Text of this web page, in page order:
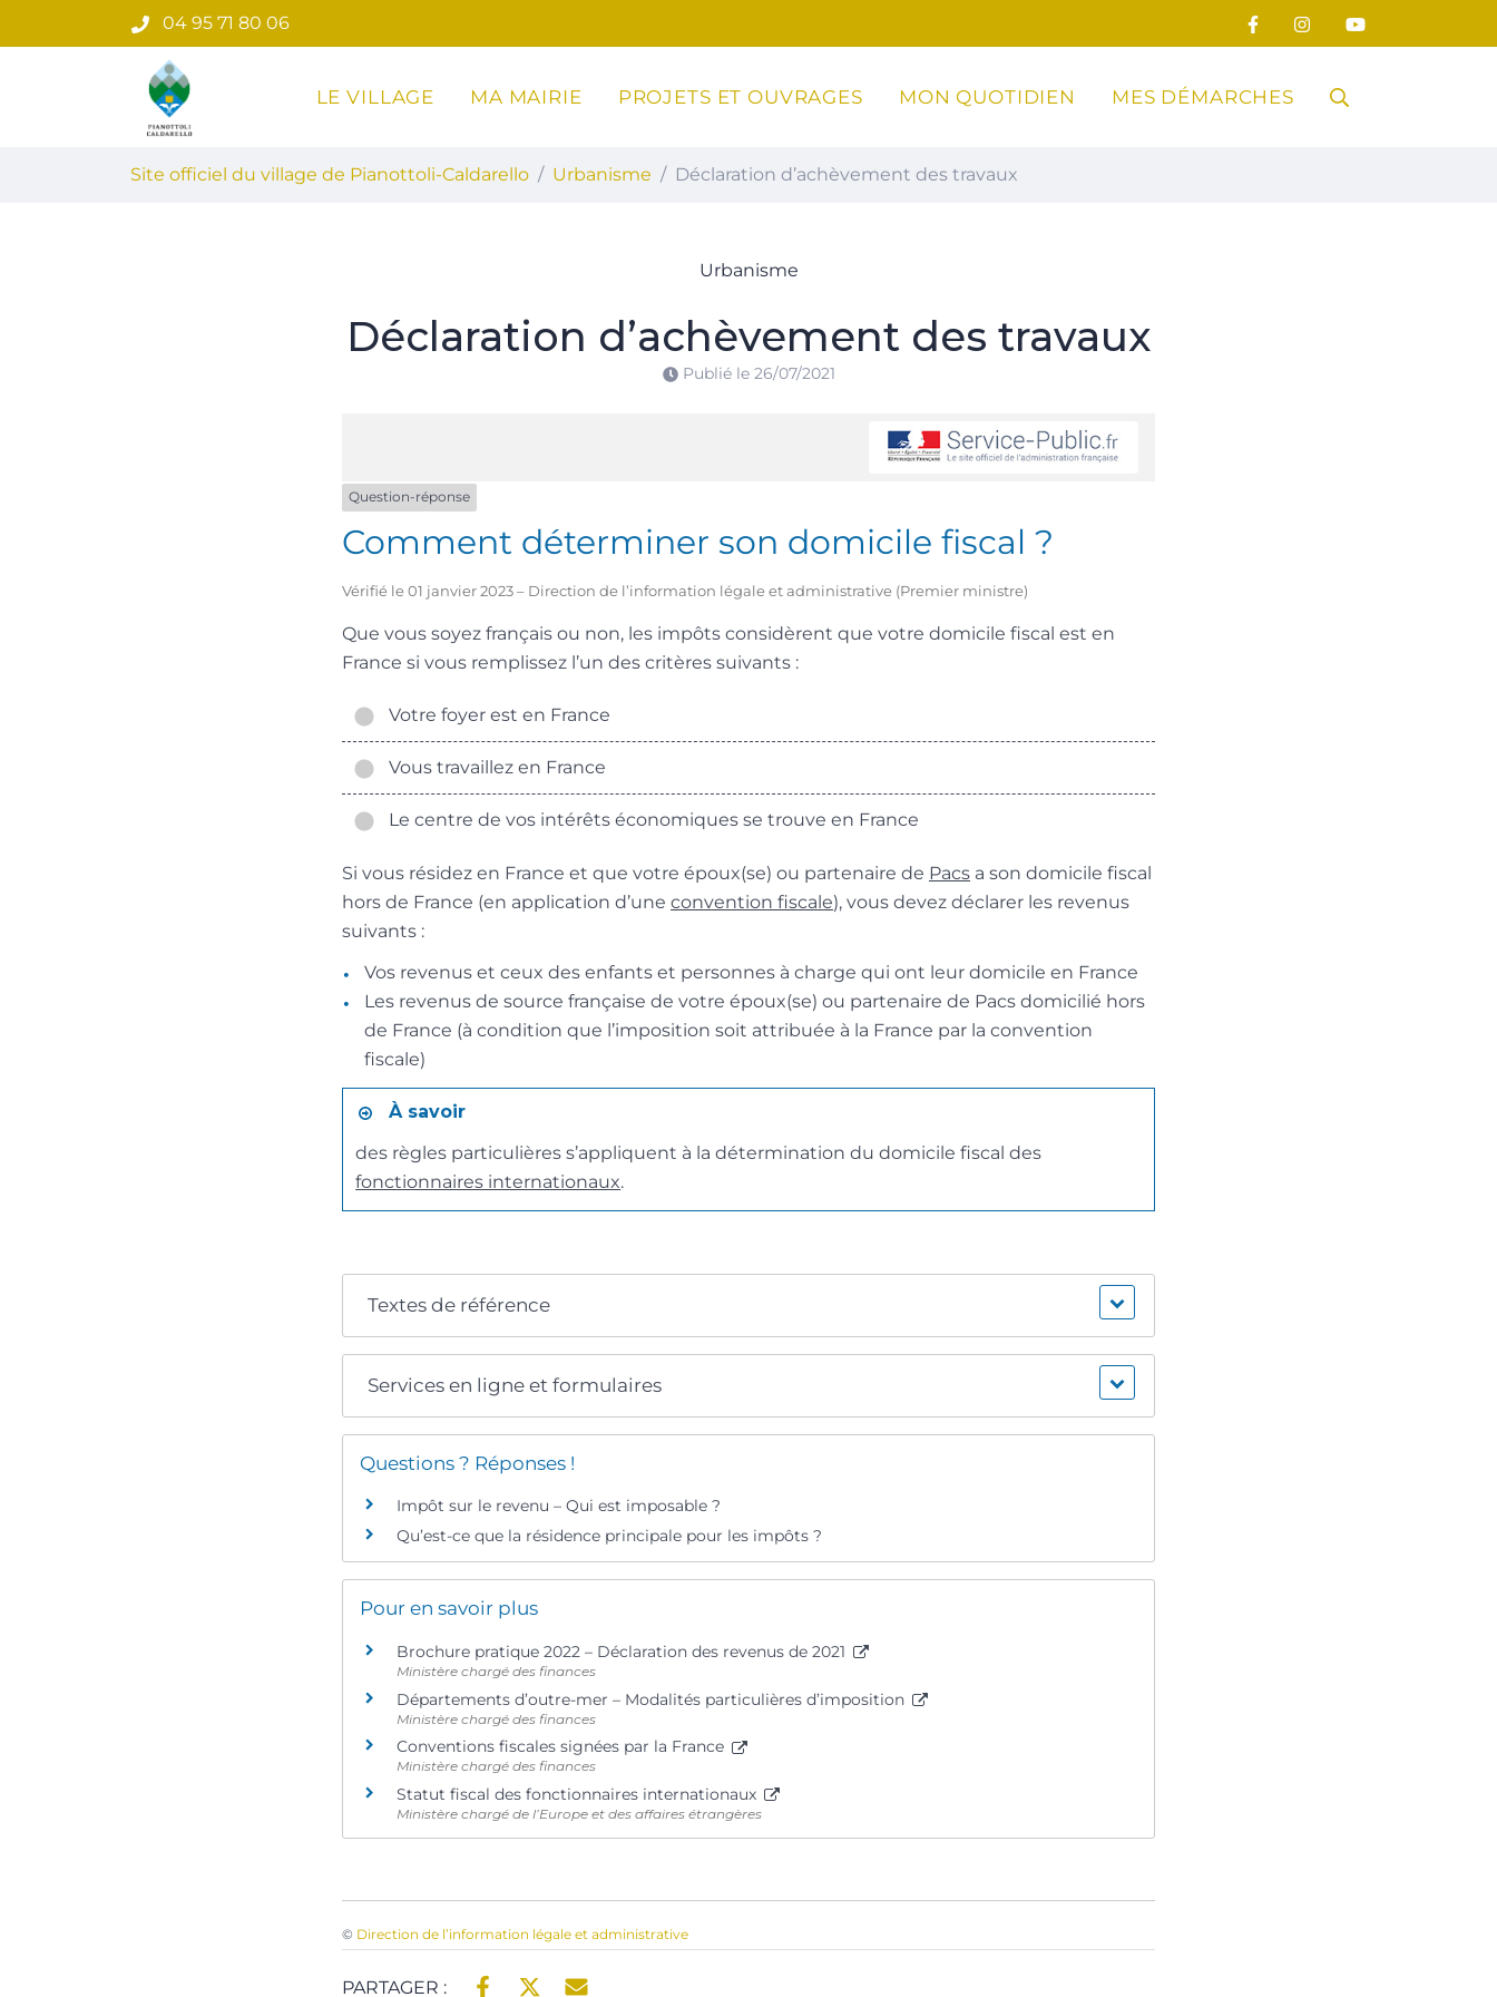
au
04 95 71 80 06
Site officiel du village de Pianottoli-Caldarello
LE VILLAGE MA MAIRIE PROJETS ET OUVRAGES MON QUOTIDIEN MES DÉMARCHES RECHERCHE
Site officiel du village de Pianottoli-Caldarello Urbanisme Déclaration d’achèvement des travaux
Urbanisme
Déclaration d’achèvement des travaux
Publié le 26/07/2021
Question-réponse
Comment déterminer son domicile fiscal ?
Vérifié le 01 janvier 2023 – Direction de l’information légale et administrative (Premier ministre)
Que vous soyez français ou non, les impôts considèrent que votre domicile fiscal est en
France si vous remplissez l’un des critères suivants :
Votre foyer est en France
Vous travaillez en France
Le centre de vos intérêts économiques se trouve en France
Si vous résidez en France et que votre époux(se) ou partenaire de Pacs a son domicile fiscal
hors de France (en application d’une convention fiscale), vous devez déclarer les revenus
suivants :
Vos revenus et ceux des enfants et personnes à charge qui ont leur domicile en France
Les revenus de source française de votre époux(se) ou partenaire de Pacs domicilié hors
de France (à condition que l’imposition soit attribuée à la France par la convention
fiscale)
À savoir
des règles particulières s’appliquent à la détermination du domicile fiscal des
fonctionnaires internationaux.
Textes de référence
Services en ligne et formulaires
Questions ? Réponses !
Impôt sur le revenu – Qui est imposable ?
Qu’est-ce que la résidence principale pour les impôts ?
Pour en savoir plus
Brochure pratique 2022 – Déclaration des revenus de 2021
Ministère chargé des finances
Départements d’outre-mer – Modalités particulières d’imposition
Ministère chargé des finances
Conventions fiscales signées par la France
Ministère chargé des finances
Statut fiscal des fonctionnaires internationaux
Ministère chargé de l’Europe et des affaires étrangères
© Direction de l’information légale et administrative
PARTAGER :